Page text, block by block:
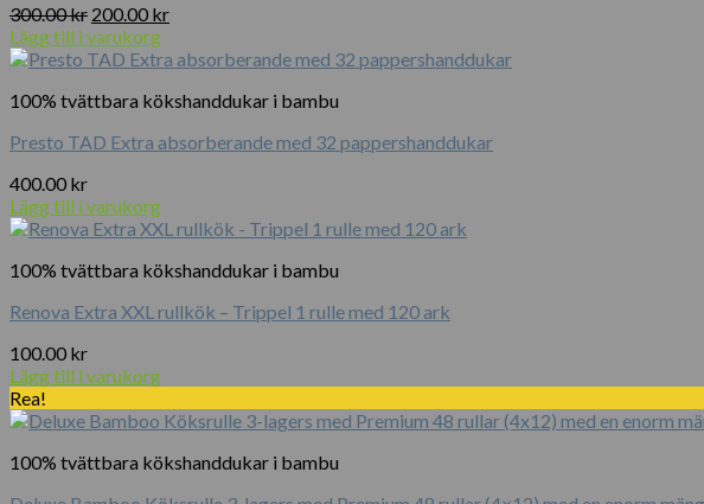
300.00kr Det
ursprungliga
priset
300.00 kr.
200.00 krDet
priset
200.00 kr.
Lägg till i varukorg
100% tvättbara kökshanddukar i bambu
Presto TAD Extra absorberande med 32 pappershanddukar
400.00 kr
Lägg till i varukorg
100% tvättbara kökshanddukar i bambu
Renova Extra XXL rullkök – Trippel 1 rulle med 120 ark
100.00 kr
Lägg till i varukorg
Rea!
100% tvättbara kökshanddukar i bambu